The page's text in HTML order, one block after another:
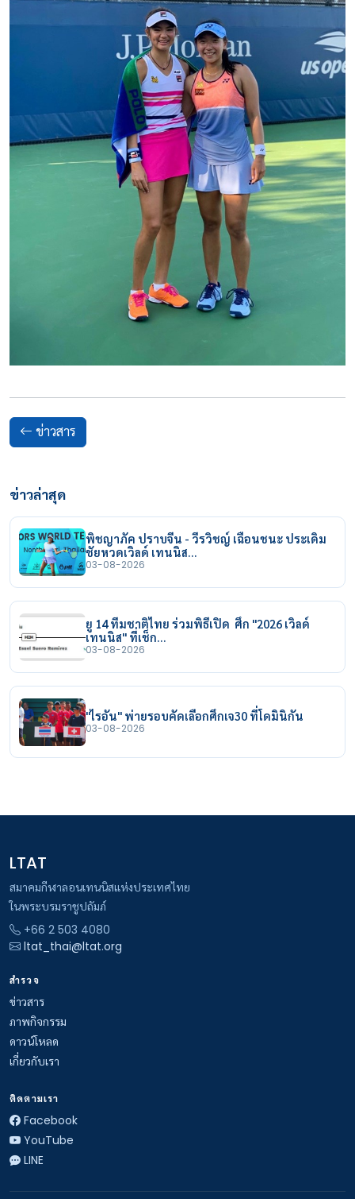
ข่าวสาร
ข่าวล่าสุด
พิชญาภัค ปราบจีน - วีรวิชญ์ เฉือนชนะ ประเดิม
ชัยหวดเวิลด์ เทนนิส…
03-08-2026
ยู 14 ทีมชาติไทย ร่วมพิธีเปิด ศึก "2026 เวิลด์
เทนนิส" ที่เช็ก…
03-08-2026
"ไรอัน" พ่ายรอบคัดเลือกศึกเจ30 ที่โดมินิกัน
03-08-2026
LTAT
สมาคมกีฬาลอนเทนนิสแห่งประเทศไทย
ในพระบรมราชูปถัมภ์
+66 2 503 4080
ltat_thai@ltat.org
สำรวจ
ข่าวสาร
ภาพกิจกรรม
ดาวน์โหลด
เกี่ยวกับเรา
ติดตามเรา
Facebook
YouTube
LINE